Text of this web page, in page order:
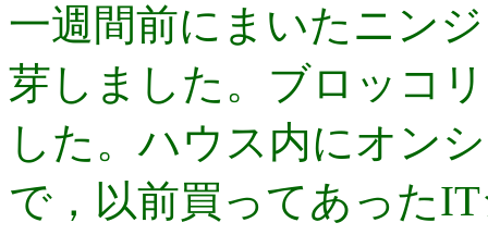
一週間前にまいたニン
芽しました。ブロッコ
した。ハウス内にオン
で，以前買ってあっ­た